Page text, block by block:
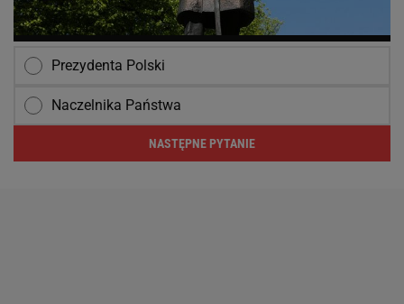
Prezydenta Polski
Naczelnika Państwa
NASTĘPNE PYTANIE